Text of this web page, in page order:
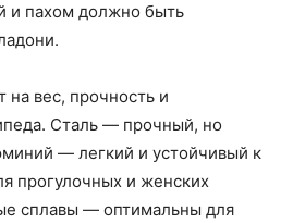
и пахом должно быть
вес, прочность и
Сталь — прочный, но
— легкий и устойчивый к
прогулочных и женских
сплавы — оптимальны для